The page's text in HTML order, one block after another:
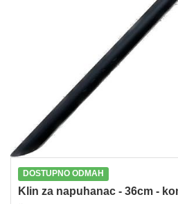
DOSTUPNO ODMAH
Klin za napuhanac - 36cm -